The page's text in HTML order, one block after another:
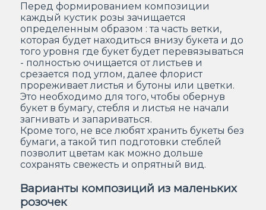
Перед формированием композиции
каждый кустик розы зачищается
определенным образом : та часть ветки,
которая будет находиться внизу букета и до
того уровня где букет будет перевязываться
- полностью очищается от листьев и
срезается под углом, далее флорист
прореживает листья и бутоны или цветки.
Это необходимо для того, чтобы обернув
букет в бумагу, стебля и листья не начали
загнивать и запариваться.
Кроме того, не все любят хранить букеты без
бумаги, а такой тип подготовки стеблей
позволит цветам как можно дольше
сохранять свежесть и опрятный вид.
Варианты композиций из маленьких
розочек